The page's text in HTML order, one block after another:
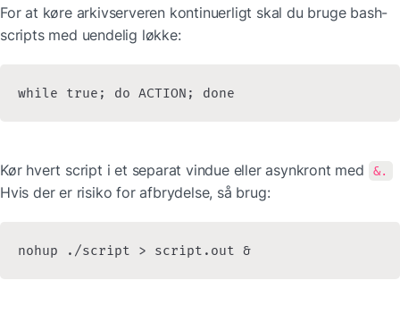
For at køre arkivserveren kontinuerligt skal du bruge bash-
scripts med uendelig løkke:
while true; do ACTION; done
Kør hvert script i et separat vindue eller asynkront med &.
Hvis der er risiko for afbrydelse, så brug:
nohup ./script > script.out &